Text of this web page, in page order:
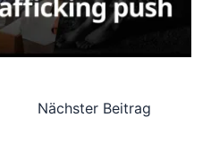
Nächster Beitrag